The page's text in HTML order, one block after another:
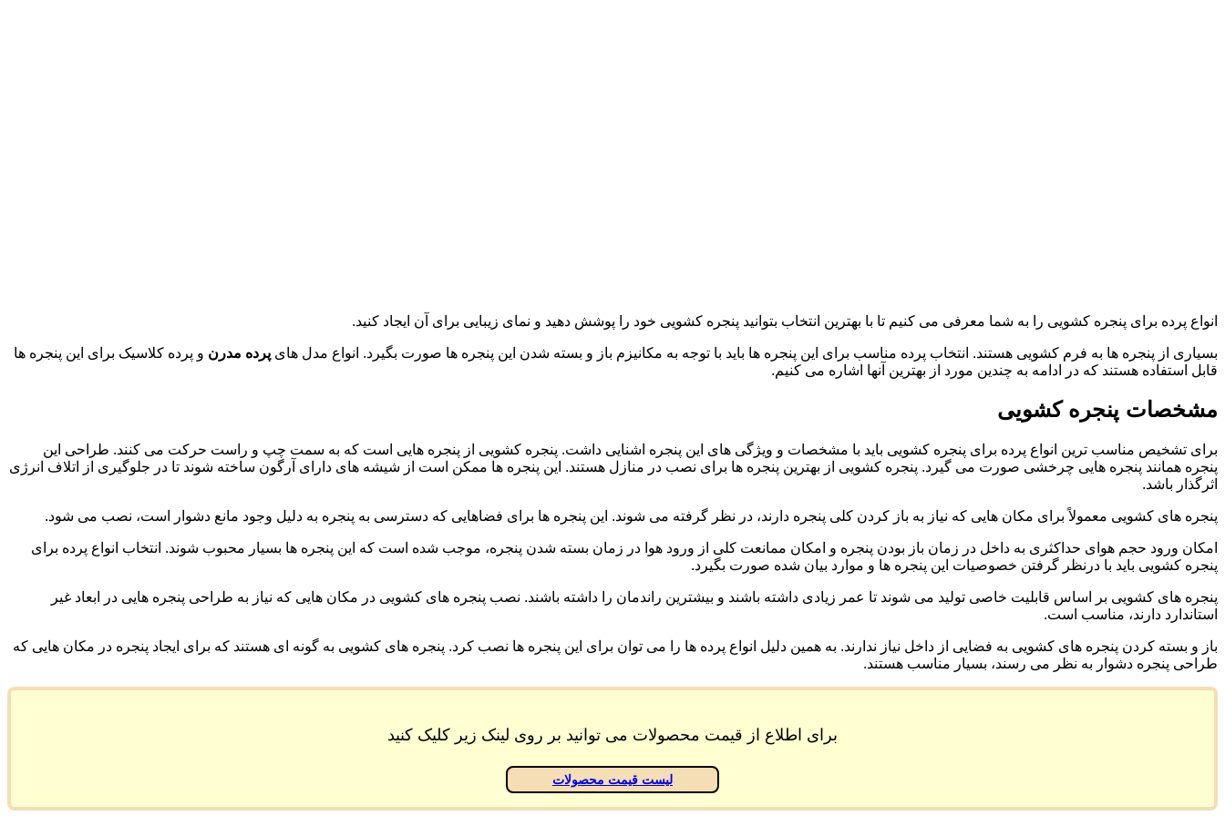
انواع پرده برای پنجره کشویی را به شما معرفی می کنیم تا با بهترین انتخاب بتوانید پنجره کشویی خود را پوشش دهید و نمای زیبایی برای آن ایجاد کنید.
بسیاری از پنجره ها به فرم کشویی هستند. انتخاب پرده مناسب برای این پنجره ها باید با توجه به مکانیزم باز و بسته شدن این پنجره ها صورت بگیرد. انواع مدل های پرده مدرن و پرده کلاسیک برای این پنجره ها
قابل استفاده هستند که در ادامه به چندین مورد از بهترین آنها اشاره می کنیم.
مشخصات پنجره کشویی
برای تشخیص مناسب ترین انواع پرده برای پنجره کشویی باید با مشخصات و ویژگی های این پنجره اشنایی داشت. پنجره کشویی از پنجره هایی است که به سمت چپ و راست حرکت می کنند. طراحی این
پنجره همانند پنجره هایی چرخشی صورت می گیرد. پنجره کشویی از بهترین پنجره ها برای نصب در منازل هستند. این پنجره ها ممکن است از شیشه های دارای آرگون ساخته شوند تا در جلوگیری از اتلاف انرژی
اثرگذار باشد.
پنجره های کشویی معمولاً برای مکان هایی که نیاز به باز کردن کلی پنجره دارند، در نظر گرفته می شوند. این پنجره ها برای فضاهایی که دسترسی به پنجره به دلیل وجود مانع دشوار است، نصب می شود.
امکان ورود حجم هوای حداکثری به داخل در زمان باز بودن پنجره و امکان ممانعت کلی از ورود هوا در زمان بسته شدن پنجره، موجب شده است که این پنجره ها بسیار محبوب شوند. انتخاب انواع پرده برای
پنجره کشویی باید با درنظر گرفتن خصوصیات این پنجره ها و موارد بیان شده صورت بگیرد.
پنجره های کشویی بر اساس قابلیت خاصی تولید می شوند تا عمر زیادی داشته باشند و بیشترین راندمان را داشته باشند. نصب پنجره های کشویی در مکان هایی که نیاز به طراحی پنجره هایی در ابعاد غیر
استاندارد دارند، مناسب است.
باز و بسته کردن پنجره های کشویی به فضایی از داخل نیاز ندارند. به همین دلیل انواع پرده ها را می توان برای این پنجره ها نصب کرد. پنجره های کشویی به گونه ای هستند که برای ایجاد پنجره در مکان هایی که
طراحی پنجره دشوار به نظر می رسند، بسیار مناسب هستند.
برای اطلاع از قیمت محصولات می توانید بر روی لینک زیر کلیک کنید
لیست قیمت محصولات